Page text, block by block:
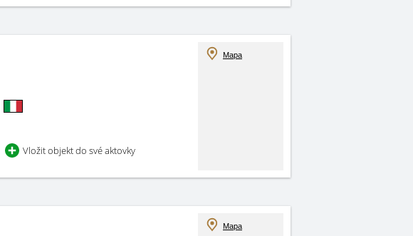
Vložit objekt do své aktovky
Mapa
Mapa